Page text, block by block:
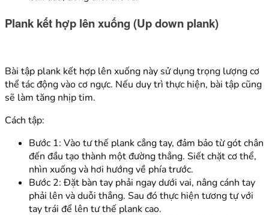
Plank kết hợp lên xuống (Up down plank)
Bài tập plank kết hợp lên xuống này sử dụng trọng lượng cơ
thể tác động vào cơ ngực. Nếu duy trì thực hiện, bài tập cũng
sẽ làm tăng nhịp tim.
Cách tập:
Bước 1: Vào tư thế plank cẳng tay, đảm bảo từ gót chân
đến đầu tạo thành một đường thẳng. Siết chặt cơ thể,
nhìn xuống và hơi hướng về phía trước.
Bước 2: Đặt bàn tay phải ngay dưới vai, nâng cánh tay
phải lên và duỗi thẳng. Sau đó thực hiện tương tự với
tay trái để lên tư thế plank cao.